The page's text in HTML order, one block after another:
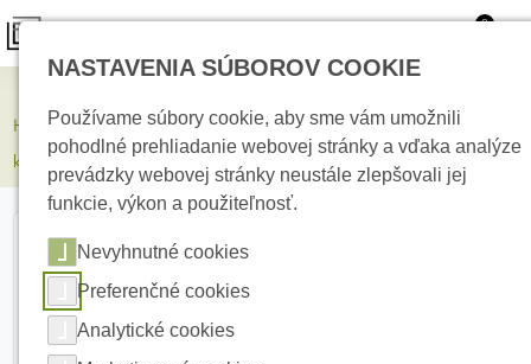
0
HIKVISION DS-2CD2346G2H-IS2U/SL(2.8mm)BLK 4 Mpx Turret
kamera
NASTAVENIA SÚBOROV COOKIE
Používame súbory cookie, aby sme vám umožnili
pohodlné prehliadanie webovej stránky a vďaka analýze
prevádzky webovej stránky neustále zlepšovali jej
funkcie, výkon a použiteľnosť.
Nevyhnutné cookies
Preferenčné cookies
Analytické cookies